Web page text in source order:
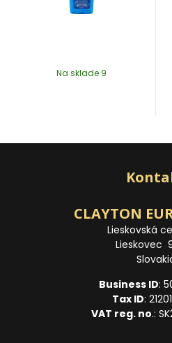
Na sklade 9
CLAYTON
Lieskovská
Lieskovec
Business ID:
Tax ID:
VAT reg. no.: